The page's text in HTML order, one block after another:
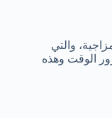
والتي
الوقت وهذه